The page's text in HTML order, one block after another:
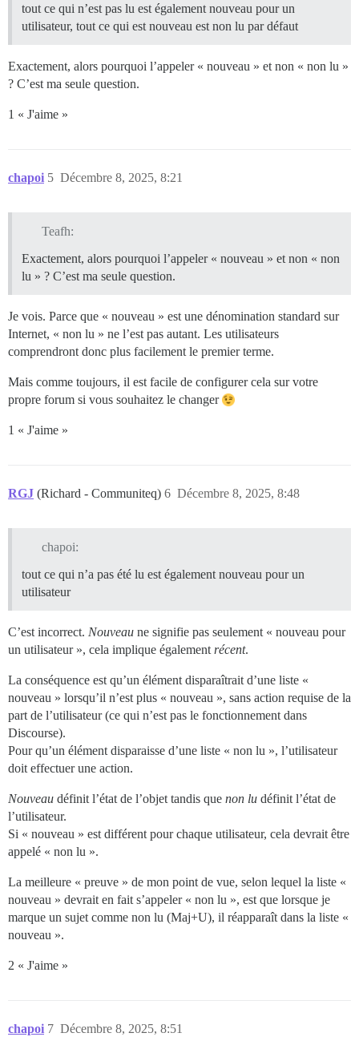
tout ce qui n’est pas lu est également nouveau pour un
utilisateur, tout ce qui est nouveau est non lu par défaut
Exactement, alors pourquoi l’appeler « nouveau » et non « non lu »
? C’est ma seule question.
1 « J'aime »
chapoi Décembre 8, 2025, 8:21
5
Teafh:
Exactement, alors pourquoi l’appeler « nouveau » et non « non
lu » ? C’est ma seule question.
Je vois. Parce que « nouveau » est une dénomination standard sur
Internet, « non lu » ne l’est pas autant. Les utilisateurs
comprendront donc plus facilement le premier terme.
Mais comme toujours, il est facile de configurer cela sur votre
propre forum si vous souhaitez le changer
1 « J'aime »
RGJ (Richard - Communiteq) Décembre 8, 2025, 8:48
6
chapoi:
tout ce qui n’a pas été lu est également nouveau pour un
utilisateur
C’est incorrect. Nouveau ne signifie pas seulement « nouveau pour
un utilisateur », cela implique également récent.
La conséquence est qu’un élément disparaîtrait d’une liste «
nouveau » lorsqu’il n’est plus « nouveau », sans action requise de la
part de l’utilisateur (ce qui n’est pas le fonctionnement dans
Discourse).
Pour qu’un élément disparaisse d’une liste « non lu », l’utilisateur
doit effectuer une action.
Nouveau définit l’état de l’objet tandis que non lu définit l’état de
l’utilisateur.
Si « nouveau » est différent pour chaque utilisateur, cela devrait être
appelé « non lu ».
La meilleure « preuve » de mon point de vue, selon lequel la liste «
nouveau » devrait en fait s’appeler « non lu », est que lorsque je
marque un sujet comme non lu (Maj+U), il réapparaît dans la liste «
nouveau ».
2 « J'aime »
chapoi Décembre 8, 2025, 8:51
7